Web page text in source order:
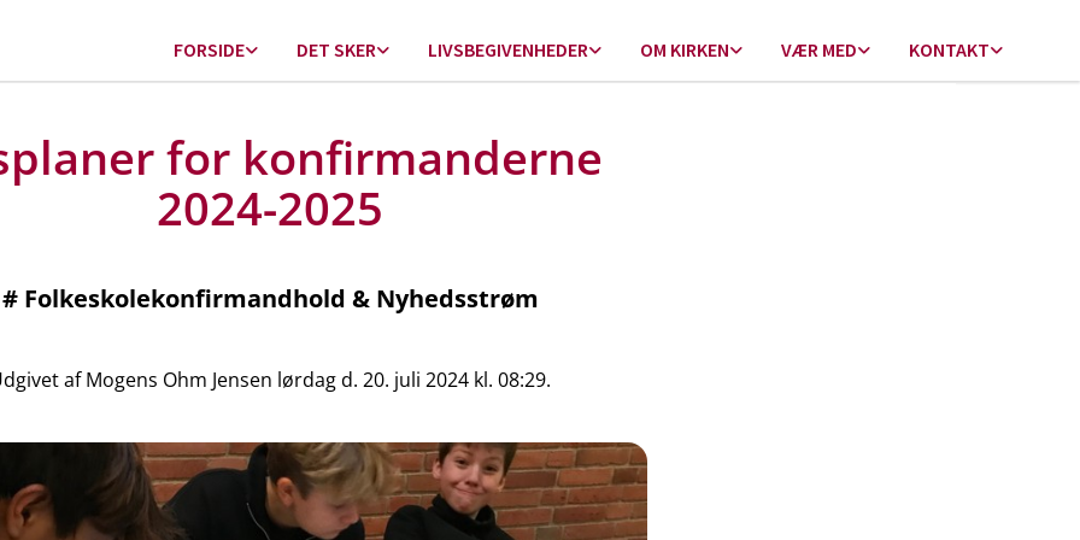
FORSIDE DET SKER LIVSBEGIVENHEDER OM KIRKEN VÆR MED KONTAKT
for konfirmanderne
2024-2025
# Folkeskolekonfirmandhold & Nyhedsstrøm
af Mogens Ohm Jensen lørdag d. 20. juli 2024 kl. 08:29.